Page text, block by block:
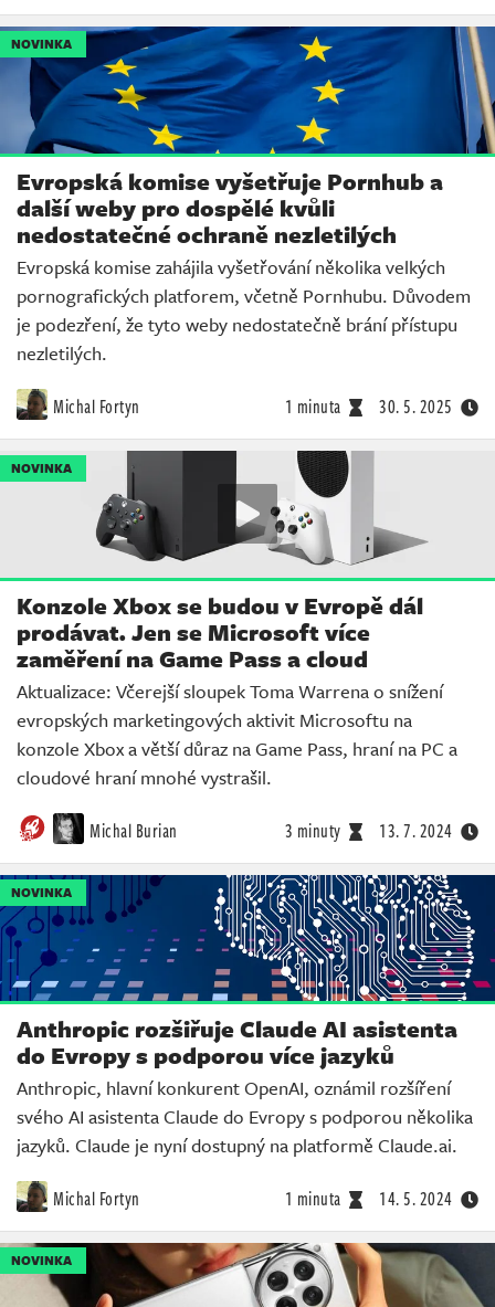
NOVINKA
Evropská komise vyšetřuje Pornhub a
další weby pro dospělé kvůli
nedostatečné ochraně nezletilých
Evropská komise zahájila vyšetřování několika velkých
pornografických platforem, včetně Pornhubu. Důvodem
je podezření, že tyto weby nedostatečně brání přístupu
nezletilých.
Michal Fortyn 1 minuta 30. 5. 2025
NOVINKA
Konzole Xbox se budou v Evropě dál
prodávat. Jen se Microsoft více
zaměření na Game Pass a cloud
Aktualizace: Včerejší sloupek Toma Warrena o snížení
evropských marketingových aktivit Microsoftu na
konzole Xbox a větší důraz na Game Pass, hraní na PC a
cloudové hraní mnohé vystrašil.
Michal Burian 3 minuty 13. 7. 2024
NOVINKA
Anthropic rozšiřuje Claude AI asistenta
do Evropy s podporou více jazyků
Anthropic, hlavní konkurent OpenAI, oznámil rozšíření
svého AI asistenta Claude do Evropy s podporou několika
jazyků. Claude je nyní dostupný na platformě Claude.ai.
Michal Fortyn 1 minuta 14. 5. 2024
NOVINKA